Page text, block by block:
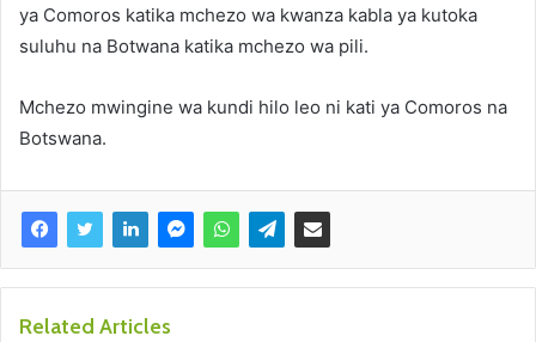
ya Comoros katika mchezo wa kwanza kabla ya kutoka
suluhu na Botwana katika mchezo wa pili.
Mchezo mwingine wa kundi hilo leo ni kati ya Comoros na
Botswana.
Related Articles